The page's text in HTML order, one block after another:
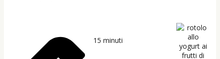
15 minuti